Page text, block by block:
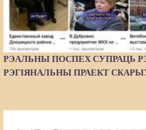
РЭАЛЬНЫ ПОСПЕХ СУПРАЦЬ
РЭГІЯНАЛЬНЫ ПРАЕКТ СКАРЫЎ